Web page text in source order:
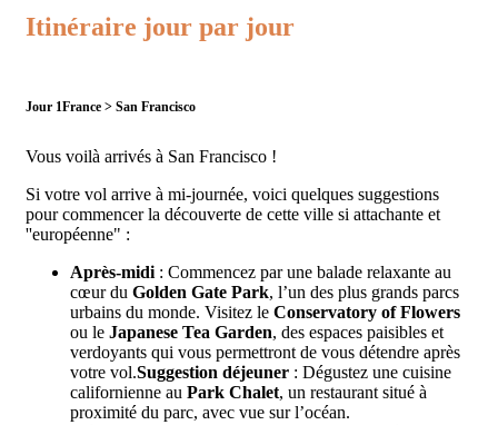
Itinéraire jour par jour
Jour 1France > San Francisco
Vous voilà arrivés à San Francisco !
Si votre vol arrive à mi-journée, voici quelques suggestions
pour commencer la découverte de cette ville si attachante et
''européenne" :
Après-midi : Commencez par une balade relaxante au
cœur du Golden Gate Park, l’un des plus grands parcs
urbains du monde. Visitez le Conservatory of Flowers
ou le Japanese Tea Garden, des espaces paisibles et
verdoyants qui vous permettront de vous détendre après
votre vol.Suggestion déjeuner : Dégustez une cuisine
californienne au Park Chalet, un restaurant situé à
proximité du parc, avec vue sur l’océan.